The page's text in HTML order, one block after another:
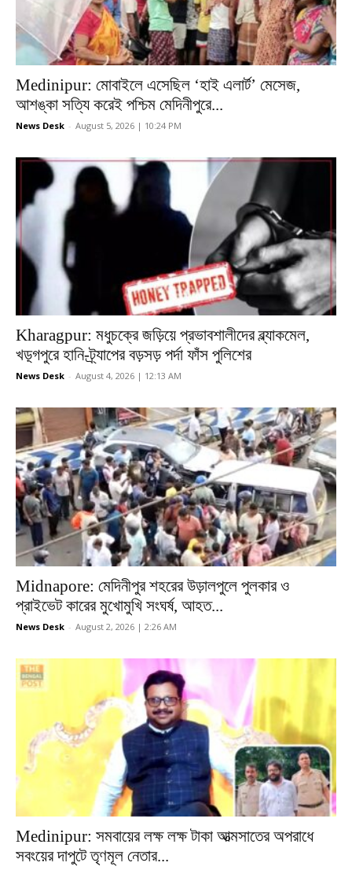
Medinipur: মোবাইলে এসেছিল ‘হাই এলার্ট’ মেসেজ,
আশঙ্কা সত্যি করেই পশ্চিম মেদিনীপুরে...
News Desk - August 5, 2026 | 10:24 PM
Kharagpur: মধুচক্রে জড়িয়ে প্রভাবশালীদের ব্ল্যাকমেল,
খড়্গপুরে হানি-ট্র্যাপের বড়সড় পর্দা ফাঁস পুলিশের
News Desk - August 4, 2026 | 12:13 AM
Midnapore: মেদিনীপুর শহরের উড়ালপুলে পুলকার ও
প্রাইভেট কারের মুখোমুখি সংঘর্ষ, আহত...
News Desk - August 2, 2026 | 2:26 AM
Medinipur: সমবায়ের লক্ষ লক্ষ টাকা আত্মসাতের অপরাধে
সবংয়ের দাপুটে তৃণমূল নেতার...